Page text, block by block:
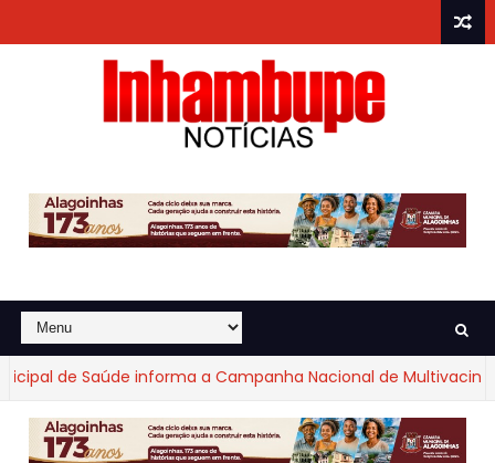
de Saúde informa a Campanha Nacional de Multivacinação